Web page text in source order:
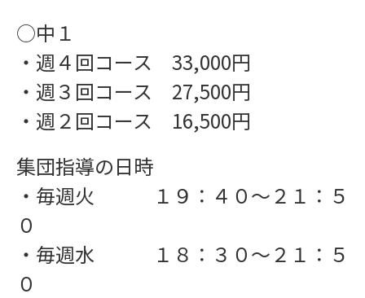
○中１
・週４回コース 33,000円
・週３回コース 27,500円
・週２回コース 16,500円
集団指導の日時
・毎週火 １９：４０〜２１：５
０
・毎週水 １８：３０〜２１：５
０